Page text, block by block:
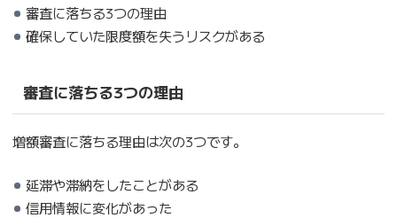
審査に落ちる3つの理由
確保していた限度額を失うリスクがある
審査に落ちる3つの理由
増額審査に落ちる理由は次の3つです。
延滞や滞納をしたことがある
信用情報に変化があった